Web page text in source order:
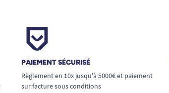
PAIEMENT SÉCURISÉ
Règlement en 10x jusqu'à 5000€ et paiement
sur facture sous conditions